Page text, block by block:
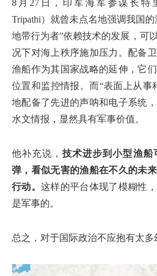
8月27日，印军海军参谋长特
Tripathi）就曾未点名地强调我国
地带行为者”依赖技术的发展，可
况下对海上秩序施加压力。配备
渔船作为其国家战略的延伸，它
位置和监控情报。而“表面上从事
地配备了先进的声呐和电子系统
水文情报，显然具有军事价值。
他补充说，技术进步到小型渔船
弹，看似无害的渔船在不久的未
行动。 这样的平台体现了模糊性
是军事的。
总之，对于国际政治不应抱有太多